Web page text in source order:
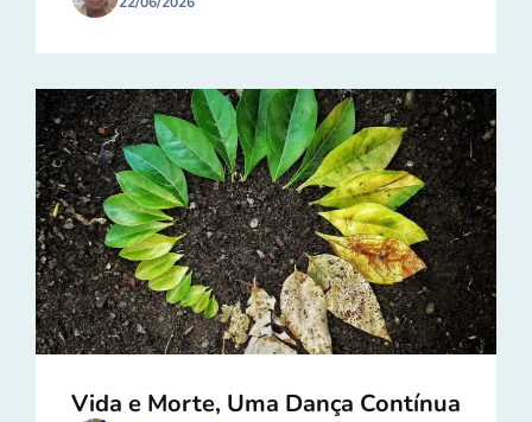
Vida e Morte, Uma Dança Contínua